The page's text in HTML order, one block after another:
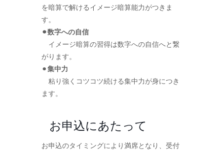
を暗算で解けるイメージ暗算能力がつきま
す。
⚫︎数字への自信
イメージ暗算の習得は数字への自信へと繋
がります。
⚫︎集中力
粘り強くコツコツ続ける集中力が身につき
ます。
お申込にあたって
お申込のタイミングにより満席となり、受付